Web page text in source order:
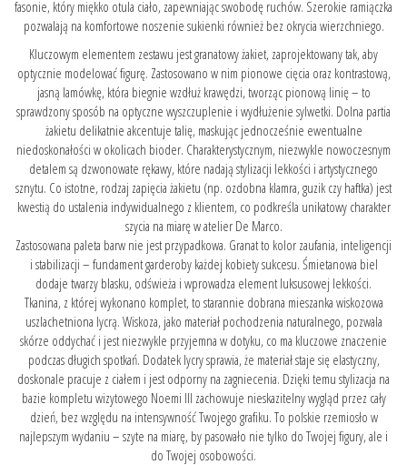
fasonie, który miękko otula ciało, zapewniając swobodę ruchów. Szerokie ramiączka
pozwalają na komfortowe noszenie sukienki również bez okrycia wierzchniego.
Kluczowym elementem zestawu jest granatowy żakiet, zaprojektowany tak, aby
optycznie modelować figurę. Zastosowano w nim pionowe cięcia oraz kontrastową,
jasną lamówkę, która biegnie wzdłuż krawędzi, tworząc pionową linię – to
sprawdzony sposób na optyczne wyszczuplenie i wydłużenie sylwetki. Dolna partia
żakietu delikatnie akcentuje talię, maskując jednocześnie ewentualne
niedoskonałości w okolicach bioder. Charakterystycznym, niezwykle nowoczesnym
detalem są dzwonowate rękawy, które nadają stylizacji lekkości i artystycznego
sznytu. Co istotne, rodzaj zapięcia żakietu (np. ozdobna klamra, guzik czy haftka) jest
kwestią do ustalenia indywidualnego z klientem, co podkreśla unikatowy charakter
szycia na miarę w atelier De Marco.
Zastosowana paleta barw nie jest przypadkowa. Granat to kolor zaufania, inteligencji
i stabilizacji – fundament garderoby każdej kobiety sukcesu. Śmietanowa biel
dodaje twarzy blasku, odświeża i wprowadza element luksusowej lekkości.
Tkanina, z której wykonano komplet, to starannie dobrana mieszanka wiskozowa
uszlachetniona lycrą. Wiskoza, jako materiał pochodzenia naturalnego, pozwala
skórze oddychać i jest niezwykle przyjemna w dotyku, co ma kluczowe znaczenie
podczas długich spotkań. Dodatek lycry sprawia, że materiał staje się elastyczny,
doskonale pracuje z ciałem i jest odporny na zagniecenia. Dzięki temu stylizacja na
bazie kompletu wizytowego Noemi III zachowuje nieskazitelny wygląd przez cały
dzień, bez względu na intensywność Twojego grafiku. To polskie rzemiosło w
najlepszym wydaniu – szyte na miarę, by pasowało nie tylko do Twojej figury, ale i
do Twojej osobowości.